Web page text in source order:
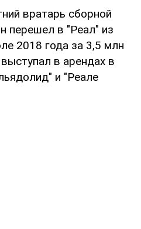
вратарь сборной
перешел в "Реал" из
2018 года за 3,5 млн
в арендах в
и "Реале